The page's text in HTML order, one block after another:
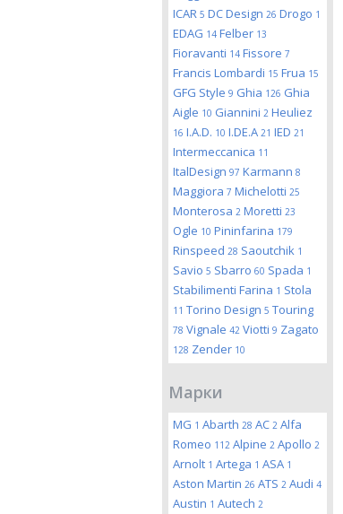
ICAR 5 DC Design 26 Drogo 1
EDAG 14 Felber 13
Fioravanti 14 Fissore 7
Francis Lombardi 15 Frua 15
GFG Style 9 Ghia 126 Ghia
Aigle 10 Giannini 2 Heuliez
16 I.A.D. 10 I.DE.A 21 IED 21
Intermeccanica 11
ItalDesign 97 Karmann 8
Maggiora 7 Michelotti 25
Monterosa 2 Moretti 23
Ogle 10 Pininfarina 179
Rinspeed 28 Saoutchik 1
Savio 5 Sbarro 60 Spada 1
Stabilimenti Farina 1 Stola
11 Torino Design 5 Touring
78 Vignale 42 Viotti 9 Zagato
128 Zender 10
Марки
MG 1 Abarth 28 AC 2 Alfa
Romeo 112 Alpine 2 Apollo 2
Arnolt 1 Artega 1 ASA 1
Aston Martin 26 ATS 2 Audi 4
Austin 1 Autech 2